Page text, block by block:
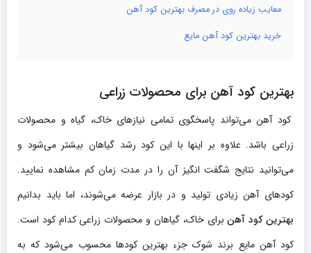
معایب زیاده روی در مصرف بهترین کود آهن
خرید بهترین کود آهن مایع
بهترین کود آهن برای محصولات زراعی
کود آهن می‌تواند پاسخگوی تمامی نیازهای خاک، گیاه و محصولات
زراعی باشد. علاوه بر اینها با این کود رشد گیاهان بیشتر می‌شود و
می‌توانید نتایج شگفت انگیز آن را در مدت زمان کم مشاهده نمایید.
کودهای آهن زیادی تولید و در بازار عرضه می‌شوند، اما باید بدانیم
بهترین کود آهنبرای خاک، گیاهان و محصولات زراعی کدام کود است.
کود آهن مایع برند شوک جزء بهترین کودها محسوب می‌شود که به